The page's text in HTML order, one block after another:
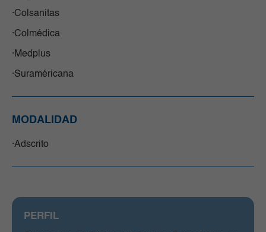
Colsanitas
Colmédica
Medplus
Suraméricana
MODALIDAD
Adscrito
PERFIL